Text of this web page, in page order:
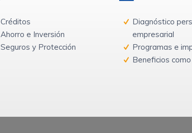
Créditos
Ahorro e Inversión
Seguros y Protección
Diagnóstico
empresarial
Programas e
Beneficios